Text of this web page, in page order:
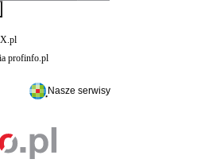
i logowanie do serwisu
otwiera się w nowej karcie
profinfo.plotwiera się w nowej karcie
Nasze serwisy